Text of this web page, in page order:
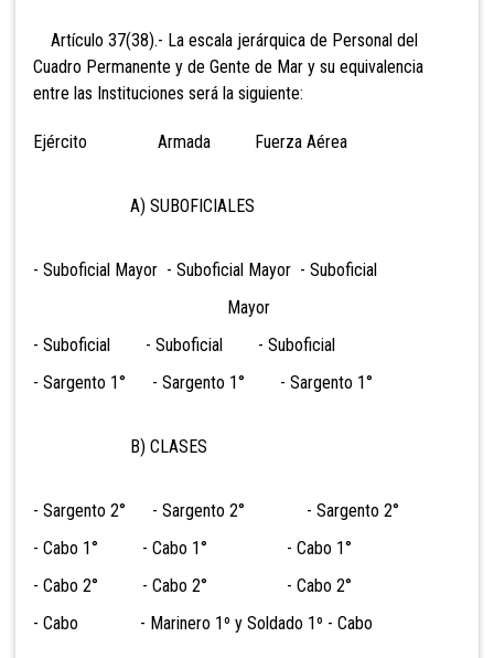
Artículo 37(38).- La escala jerárquica de Personal del
Cuadro Permanente y de Gente de Mar y su equivalencia
entre las Instituciones será la siguiente:
Ejército Armada Fuerza Aérea
A) SUBOFICIALES
- Suboficial Mayor - Suboficial Mayor - Suboficial
Mayor
- Suboficial - Suboficial - Suboficial
- Sargento 1° - Sargento 1° - Sargento 1°
B) CLASES
- Sargento 2° - Sargento 2° - Sargento 2°
- Cabo 1° - Cabo 1° - Cabo 1°
- Cabo 2° - Cabo 2° - Cabo 2°
- Cabo - Marinero 1º y Soldado 1º - Cabo